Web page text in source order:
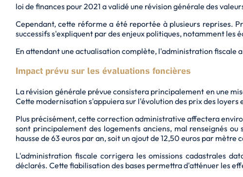
loi de finances pour 2021 a validé une révision générale des
Cependant, cette réforme a été reportée à plusieurs reprises.
successifs s'expliquent par desenjeux politiques, notamment les
En attendant une actualisation complète, l'administration fiscale
Impact prévu sur les évaluations foncières
La révision générale prévue consistera principalement en une
Cette modernisation s'appuiera sur l'évolution des prix des
Plus précisément, cette correction administrative affectera
sont principalement des logements anciens, mal renseignés
hausse de 63 euros par an, soit un ajout de 12,50 euros par mètre
L'administration fiscale corrigera les omissions cadastrales
déclarés. Cette fiabilisation des bases permettra d'atténuer les